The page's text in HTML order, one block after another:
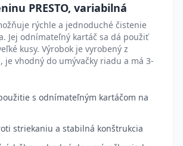
PRESTO, variabilná
rýchle a jednoduché čistenie
Jej odnímateľný kartáč sa dá použiť
kusy. Výrobok je vyrobený z
je vhodný do umývačky riadu a má 3-
s odnímateľným kartáčom na
striekaniu a stabilná konštrukcia